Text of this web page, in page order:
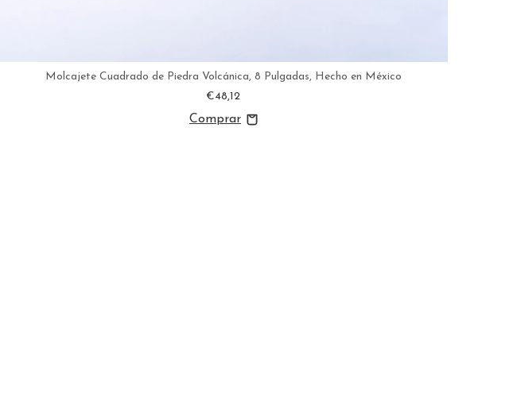
Molcajete Cuadrado de Piedra Volcánica, 8 Pulgadas, Hecho en México
€48,12